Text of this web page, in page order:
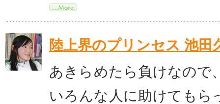
陸上界のプリンセス 池田
あきらめたら負けなので
いろんな人に助けてもら